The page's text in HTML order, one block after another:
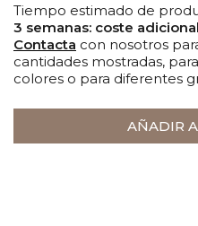
Tiempo estimado de
3 semanas: coste
Contacta con nosotros
cantidades mostradas,
colores o para diferentes
AÑADIR